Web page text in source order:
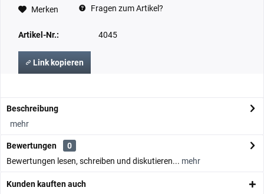
Merken Fragen zum Artikel?
Artikel-Nr.: 4045
Link kopieren
Beschreibung
mehr
Bewertungen
0
Bewertungen lesen, schreiben und diskutieren... mehr
Kunden kauften auch